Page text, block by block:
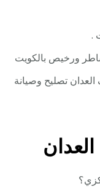
.
ورخيص بالكويت
تصليح وصيانة